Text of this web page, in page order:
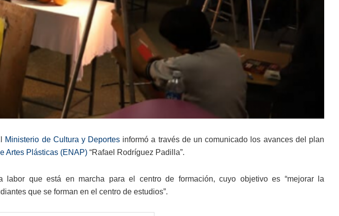
Ministerio de Cultura y Deportes informó a través de un comunicado los avances del plan
Artes Plásticas (ENAP) “Rafael Rodríguez Padilla”.
labor que está en marcha para el centro de formación, cuyo objetivo es “mejorar la
que se forman en el centro de estudios”.